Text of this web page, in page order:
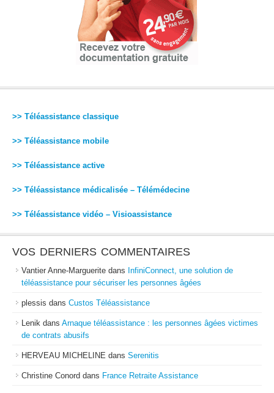
>> Téléassistance classique
>> Téléassistance mobile
>> Téléassistance active
>> Téléassistance médicalisée – Télémédecine
>> Téléassistance vidéo – Visioassistance
VOS DERNIERS COMMENTAIRES
Vantier Anne-Marguerite dans InfiniConnect, une solution de
téléassistance pour sécuriser les personnes âgées
plessis dans Custos Téléassistance
Lenik dans Arnaque téléassistance : les personnes âgées victimes
de contrats abusifs
HERVEAU MICHELINE dans Serenitis
Christine Conord dans France Retraite Assistance